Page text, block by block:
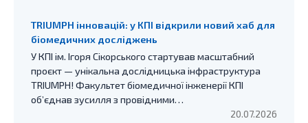
TRIUMPH інновацій: у КПІ відкрили новий хаб для
біомедичних досліджень
У КПІ ім. Ігоря Сікорського стартував масштабний
проєкт — унікальна дослідницька інфраструктура
TRIUMPH! Факультет біомедичної інженерії КПІ
об’єднав зусилля з провідними…
20.07.2026